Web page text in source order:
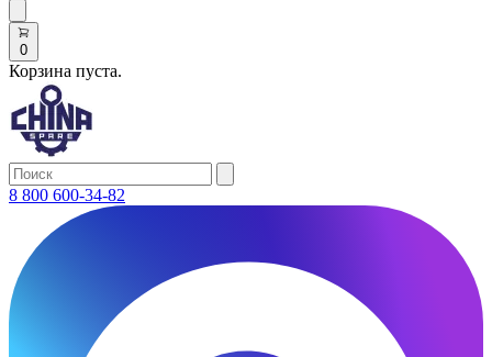
0
Корзина пуста.
8 800 600-34-82